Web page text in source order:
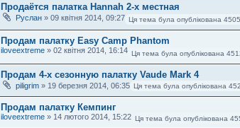
Продаётся палатка Hannah 2-х местная
Руслан » 09 квітня 2014, 09:27 Ця тема була опублікована
Продам палатку Easy Camp Phantom
iloveextreme » 02 квітня 2014, 16:14 Ця тема була опублікована
Продам 4-х сезонную палатку Vaude Mark 4
piligrim » 19 березня 2014, 06:35 Ця тема була опублікована
Продам палатку Кемпинг
iloveextreme » 14 лютого 2014, 15:22 Ця тема була опублікована